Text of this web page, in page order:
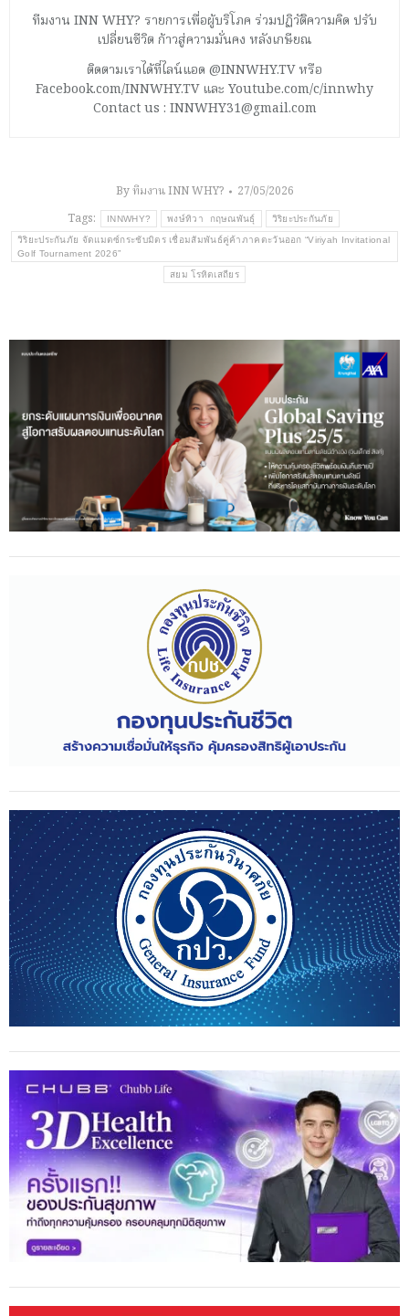
ทีมงาน INN WHY? รายการเพื่อผู้บริโภค ร่วมปฏิวัติความคิด ปรับ
เปลี่ยนชีวิต ก้าวสู่ความมั่นคง หลังเกษียณ
ติดตามเราได้ที่ไลน์แอด @INNWHY.TV หรือ
Facebook.com/INNWHY.TV และ Youtube.com/c/innwhy
Contact us : INNWHY31@gmail.com
Byทีมงาน INN WHY?
27/05/2026
Tags:
INNWHY? พงษ์ทิวา กฤษณพันธุ์ วิริยะประกันภัย
วิริยะประกันภัย จัดแมตซ์กระชับมิตร เชื่อมสัมพันธ์คู่ค้าภาคตะวันออก “Viriyah Invitational
Golf Tournament 2026”
สยม โรหิตเสถียร